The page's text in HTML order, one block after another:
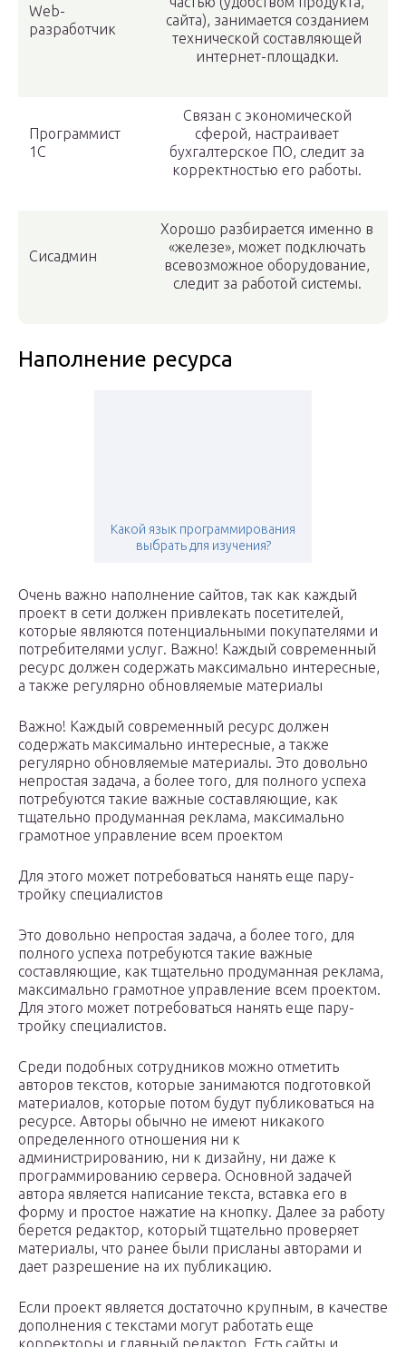
Web-
разработчик
сайта), занимается созданием
технической составляющей
интернет-площадки.
Программист
1С
Связан с экономической
сферой, настраивает
бухгалтерское ПО, следит за
корректностью его работы.
Сисадмин
Хорошо разбирается именно в
«железе», может подключать
всевозможное оборудование,
следит за работой системы.
Наполнение ресурса
Какой язык программирования
выбрать для изучения?
Очень важно наполнение сайтов, так как каждый
проект в сети должен привлекать посетителей,
которые являются потенциальными покупателями и
потребителями услуг. Важно! Каждый современный
ресурс должен содержать максимально интересные,
а также регулярно обновляемые материалы
Важно! Каждый современный ресурс должен
содержать максимально интересные, а также
регулярно обновляемые материалы. Это довольно
непростая задача, а более того, для полного успеха
потребуются такие важные составляющие, как
тщательно продуманная реклама, максимально
грамотное управление всем проектом
Для этого может потребоваться нанять еще пару-
тройку специалистов
Это довольно непростая задача, а более того, для
полного успеха потребуются такие важные
составляющие, как тщательно продуманная реклама,
максимально грамотное управление всем проектом.
Для этого может потребоваться нанять еще пару-
тройку специалистов.
Среди подобных сотрудников можно отметить
авторов текстов, которые занимаются подготовкой
материалов, которые потом будут публиковаться на
ресурсе. Авторы обычно не имеют никакого
определенного отношения ни к
администрированию, ни к дизайну, ни даже к
программированию сервера. Основной задачей
автора является написание текста, вставка его в
форму и простое нажатие на кнопку. Далее за работу
берется редактор, который тщательно проверяет
материалы, что ранее были присланы авторами и
дает разрешение на их публикацию.
Если проект является достаточно крупным, в качестве
дополнения с текстами могут работать еще
корректоры и главный редактор. Есть сайты и